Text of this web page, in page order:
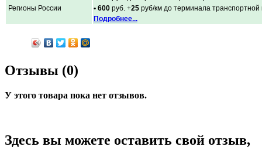
Регионы России
• 600 руб. +25 руб/км до терминала
Подробнее...
Отзывы (0)
У этого товара пока нет отзывов.
Здесь вы можете оставить свой отзыв,